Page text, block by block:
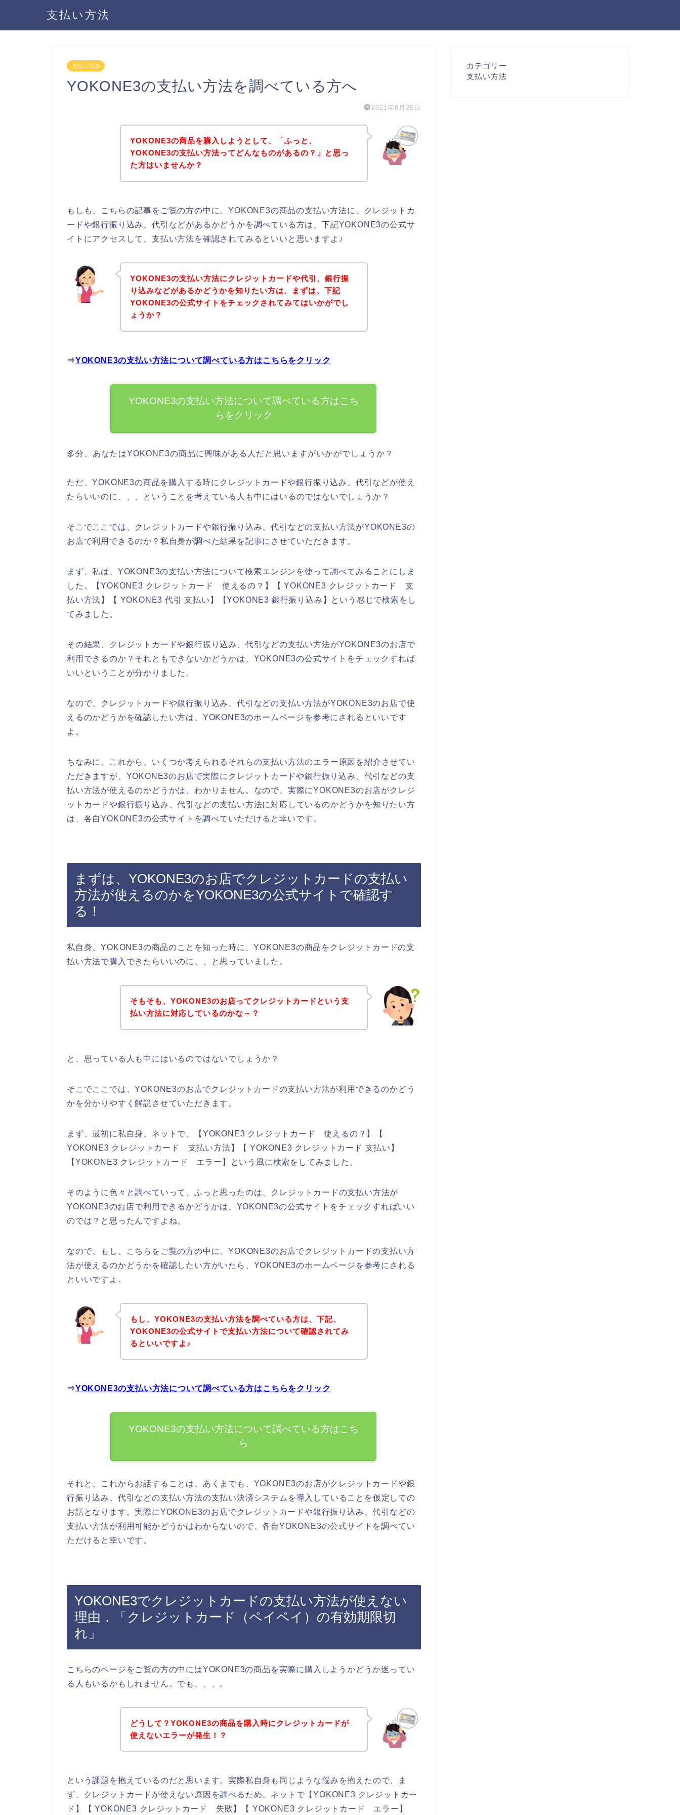
支払い方法
支払い方法
YOKONE3の支払い方法を調べている方へ
2021年8月20日
YOKONE3の商品を購入しようとして、「ふっと、
YOKONE3の支払い方法ってどんなものがあるの？」と思っ
た方はいませんか？
もしも、こちらの記事をご覧の方の中に、YOKONE3の商品の支払い方法に、クレジットカ
ードや銀行振り込み、代引などがあるかどうかを調べている方は、下記YOKONE3の公式サ
イトにアクセスして、支払い方法を確認されてみるといいと思いますよ♪
YOKONE3の支払い方法にクレジットカードや代引、銀行振
り込みなどがあるかどうかを知りたい方は、まずは、下記
YOKONE3の公式サイトをチェックされてみてはいかがでし
ょうか？
⇒YOKONE3の支払い方法について調べている方はこちらをクリック
YOKONE3の支払い方法について調べている方はこち
らをクリック
多分、あなたはYOKONE3の商品に興味がある人だと思いますがいかがでしょうか？
ただ、YOKONE3の商品を購入する時にクレジットカードや銀行振り込み、代引などが使え
たらいいのに、、、ということを考えている人も中にはいるのではないでしょうか？
そこでここでは、クレジットカードや銀行振り込み、代引などの支払い方法がYOKONE3の
お店で利用できるのか？私自身が調べた結果を記事にさせていただきます。
まず、私は、YOKONE3の支払い方法について検索エンジンを使って調べてみることにしま
した。【YOKONE3 クレジットカード 使えるの？】【 YOKONE3 クレジットカード 支
払い方法】【 YOKONE3 代引 支払い】【YOKONE3 銀行振り込み】という感じで検索をし
てみました。
その結果、クレジットカードや銀行振り込み、代引などの支払い方法がYOKONE3のお店で
利用できるのか？それともできないかどうかは、YOKONE3の公式サイトをチェックすれば
いいということが分かりました。
なので、クレジットカードや銀行振り込み、代引などの支払い方法がYOKONE3のお店で使
えるのかどうかを確認したい方は、YOKONE3のホームページを参考にされるといいです
よ。
ちなみに、これから、いくつか考えられるそれらの支払い方法のエラー原因を紹介させてい
ただきますが、YOKONE3のお店で実際にクレジットカードや銀行振り込み、代引などの支
払い方法が使えるのかどうかは、わかりません。なので、実際にYOKONE3のお店がクレジ
ットカードや銀行振り込み、代引などの支払い方法に対応しているのかどうかを知りたい方
は、各自YOKONE3の公式サイトを調べていただけると幸いです。
まずは、YOKONE3のお店でクレジットカードの支払い
方法が使えるのかをYOKONE3の公式サイトで確認す
る！
私自身、YOKONE3の商品のことを知った時に、YOKONE3の商品をクレジットカードの支
払い方法で購入できたらいいのに、、と思っていました。
そもそも、YOKONE3のお店ってクレジットカードという支
払い方法に対応しているのかな～？
と、思っている人も中にはいるのではないでしょうか？
そこでここでは、YOKONE3のお店でクレジットカードの支払い方法が利用できるのかどう
かを分かりやすく解説させていただきます。
まず、最初に私自身、ネットで、【YOKONE3 クレジットカード 使えるの？】【
YOKONE3 クレジットカード 支払い方法】【 YOKONE3 クレジットカード 支払い】
【YOKONE3 クレジットカード エラー】という風に検索をしてみました。
そのように色々と調べていって、ふっと思ったのは、クレジットカードの支払い方法が
YOKONE3のお店で利用できるかどうかは、YOKONE3の公式サイトをチェックすればいい
のでは？と思ったんですよね。
なので、もし、こちらをご覧の方の中に、YOKONE3のお店でクレジットカードの支払い方
法が使えるのかどうかを確認したい方がいたら、YOKONE3のホームページを参考にされる
といいですよ。
もし、YOKONE3の支払い方法を調べている方は、下記、
YOKONE3の公式サイトで支払い方法について確認されてみ
るといいですよ♪
⇒YOKONE3の支払い方法について調べている方はこちらをクリック
YOKONE3の支払い方法について調べている方はこち
ら
それと、これからお話することは、あくまでも、YOKONE3のお店がクレジットカードや銀
行振り込み、代引などの支払い方法の支払い決済システムを導入していることを仮定しての
お話となります。実際にYOKONE3のお店でクレジットカードや銀行振り込み、代引などの
支払い方法が利用可能かどうかはわからないので、各自YOKONE3の公式サイトを調べてい
ただけると幸いです。
YOKONE3でクレジットカードの支払い方法が使えない
理由．「クレジットカード（ペイペイ）の有効期限切
れ」
こちらのページをご覧の方の中にはYOKONE3の商品を実際に購入しようかどうか迷ってい
る人もいるかもしれません。でも、、、。
どうして？YOKONE3の商品を購入時にクレジットカードが
使えないエラーが発生！？
という課題を抱えているのだと思います。実際私自身も同じような悩みを抱えたので、ま
ず、クレジットカードが使えない原因を調べるため、ネットで【YOKONE3 クレジットカー
ド】【 YOKONE3 クレジットカード 失敗】【 YOKONE3 クレジットカード エラー】
カテゴリー
支払い方法